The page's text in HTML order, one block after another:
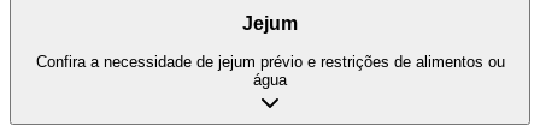
Jejum
Confira a necessidade de jejum prévio e restrições de alimentos ou
água